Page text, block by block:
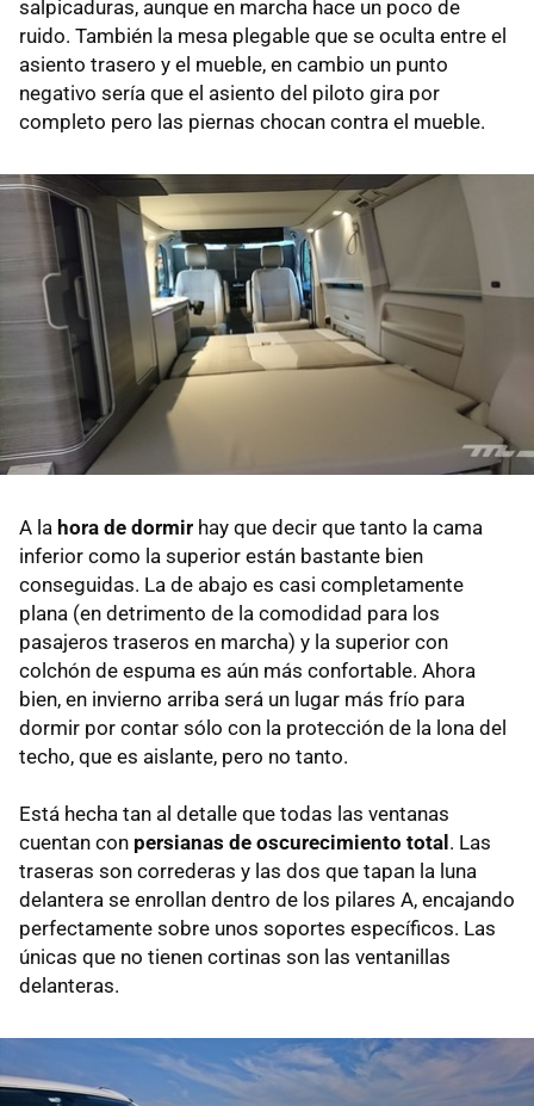
salpicaduras, aunque en marcha hace un poco de
ruido. También la mesa plegable que se oculta entre el
asiento trasero y el mueble, en cambio un punto
negativo sería que el asiento del piloto gira por
completo pero las piernas chocan contra el mueble.
A la hora de dormir hay que decir que tanto la cama
inferior como la superior están bastante bien
conseguidas. La de abajo es casi completamente
plana (en detrimento de la comodidad para los
pasajeros traseros en marcha) y la superior con
colchón de espuma es aún más confortable. Ahora
bien, en invierno arriba será un lugar más frío para
dormir por contar sólo con la protección de la lona del
techo, que es aislante, pero no tanto.
Está hecha tan al detalle que todas las ventanas
cuentan con persianas de oscurecimiento total. Las
traseras son correderas y las dos que tapan la luna
delantera se enrollan dentro de los pilares A, encajando
perfectamente sobre unos soportes específicos. Las
únicas que no tienen cortinas son las ventanillas
delanteras.